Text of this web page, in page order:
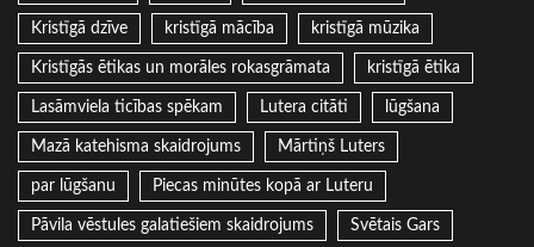
Kristīgā dzīve kristīgā mācība kristīgā mūzika
Kristīgās ētikas un morāles rokasgrāmata kristīgā ētika
Lasāmviela ticības spēkam Lutera citāti lūgšana
Mazā katehisma skaidrojums Mārtiņš Luters
par lūgšanu Piecas minūtes kopā ar Luteru
Pāvila vēstules galatiešiem skaidrojums Svētais Gars